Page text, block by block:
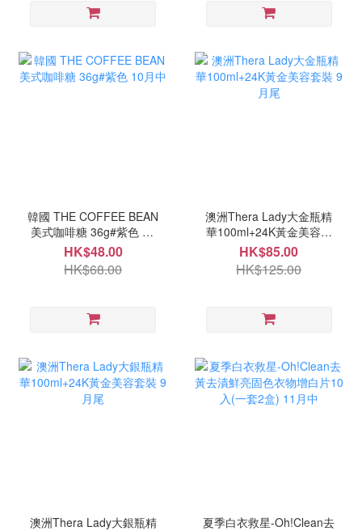
韓國 THE COFFEE BEAN
美式咖啡糖 36g#紫色 10
月中
HK$48.00
HK$68.00
澳洲Thera Lady大金瓶精
華100ml+24K黃金美容套
裝 9月尾
HK$85.00
HK$125.00
澳洲Thera Lady大銀瓶精
夏季白衣救星-Oh!Clean去